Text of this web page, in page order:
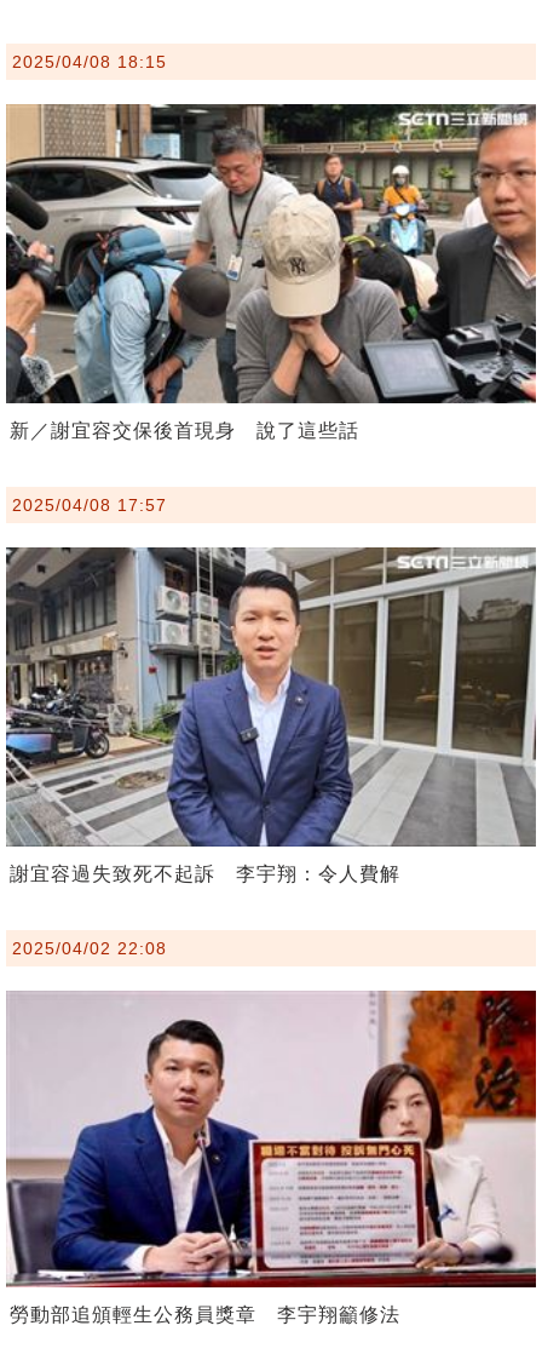
2025/04/08 18:15
新／謝宜容交保後首現身 說了這些話
2025/04/08 17:57
謝宜容過失致死不起訴 李宇翔：令人費解
2025/04/02 22:08
勞動部追頒輕生公務員獎章 李宇翔籲修法